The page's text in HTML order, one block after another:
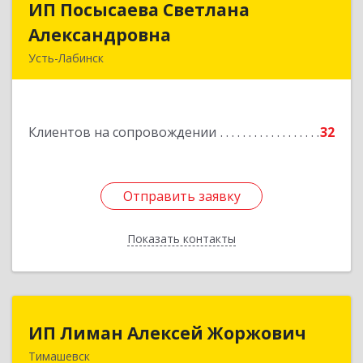
ИП Посысаева Светлана
Александровна
Усть-Лабинск
Клиентов на сопровождении 32
Отправить заявку
Показать контакты
ИП Посысаева Светлана
Подробнее
Отправить заявку
Назад
ИП Лиман Алексей Жоржович
Тимашевск
ИП Лиман Алексей Жоржович
352731, Краснодарский край, Тимашевский р-н,